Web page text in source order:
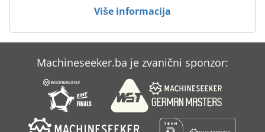
Tur 560
Zettelmeyer Zl 802
Više informacija
Machineseeker.ba je zvanični sponzor: